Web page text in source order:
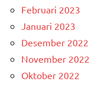
Februari 2023
Januari 2023
Desember 2022
November 2022
Oktober 2022